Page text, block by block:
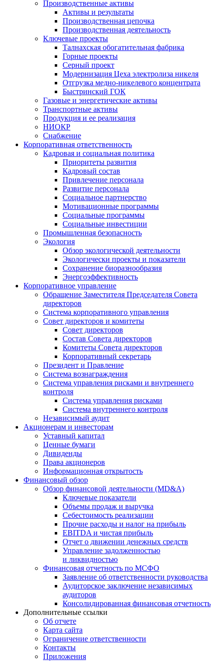
Производственные активы
Активы и результаты
Производственная цепочка
Производственная деятельность
Ключевые проекты
Талнахская обогатительная фабрика
Горные проекты
Серный проект
Модернизация Цеха электролиза никеля
Отгрузка медно-никелевого концентрата
Быстринский ГОК
Газовые и энергетические активы
Транспортные активы
Продукция и ее реализация
НИОКР
Снабжение
Корпоративная ответственность
Кадровая и социальная политика
Приоритеты развития
Кадровый состав
Привлечение персонала
Развитие персонала
Социальное партнерство
Мотивационные программы
Социальные программы
Социальные инвестиции
Промышленная безопасность
Экология
Обзор экологической деятельности
Экологически проекты и показатели
Сохранение биоразнообразия
Энергоэффективность
Корпоративное управление
Обращение Заместителя Председателя Совета
директоров
Система корпоративного управления
Совет директоров и комитеты
Совет директоров
Состав Совета директоров
Комитеты Совета директоров
Корпоративный секретарь
Президент и Правление
Система вознаграждения
Система управления рисками и внутреннего
контроля
Система управления рисками
Система внутреннего контроля
Независимый аудит
Акционерам и инвесторам
Уставный капитал
Ценные бумаги
Дивиденды
Права акционеров
Информационная открытость
Финансовый обзор
Обзор финансовой деятельности (MD&A)
Ключевые показатели
Объемы продаж и выручка
Себестоимость реализации
Прочие расходы и налог на прибыль
EBITDA и чистая прибыль
Отчет о движении денежных средств
Управление задолженностью
и ликвидностью
Финансовая отчетность по МСФО
Заявление об ответственности руководства
Аудиторское заключение независимых
аудиторов
Консолидированная финансовая отчетность
Дополнительные ссылки
Об отчете
Карта сайта
Ограничение ответственности
Контакты
Приложения